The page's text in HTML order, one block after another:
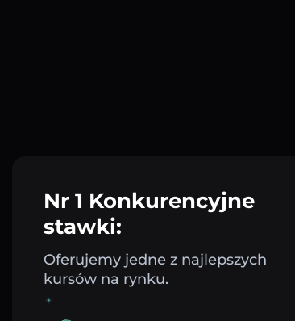
Nr 1 Konkurencyjne
stawki:
Oferujemy jedne z najlepszych
kursów na rynku.